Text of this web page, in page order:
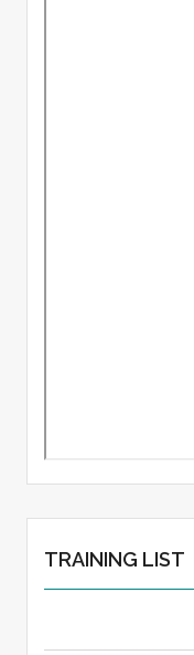
TRAINING LIST